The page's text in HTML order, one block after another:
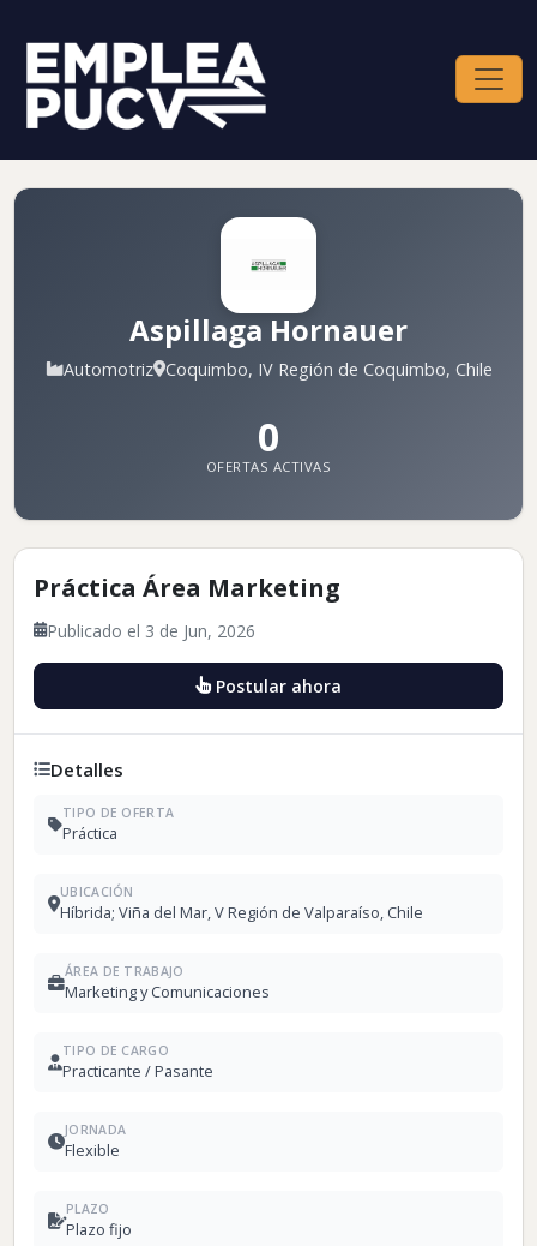
Aspillaga Hornauer
Automotriz Coquimbo, IV Región de Coquimbo, Chile
0
OFERTAS ACTIVAS
Práctica Área Marketing
Publicado el 3 de Jun, 2026
Postular ahora
Detalles
TIPO DE OFERTA
Práctica
UBICACIÓN
Híbrida; Viña del Mar, V Región de Valparaíso, Chile
ÁREA DE TRABAJO
Marketing y Comunicaciones
TIPO DE CARGO
Practicante / Pasante
JORNADA
Flexible
PLAZO
Plazo fijo